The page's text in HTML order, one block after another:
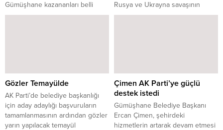
Gümüşhane kazananları belli
oldu.
Rusya ve Ukrayna savaşının
giderek tırmanmasına bağlı olarak
büyük çoğunluğunun yapıldığı
Rusya ve Ukrayna’dan devam
eden savaş nedeniyle
yüklemelerin durması ve yükleme
yapılan...
Gözler Temayülde
AK Parti’de belediye başkanlığı
için aday adaylığı başvuruların
tamamlanmasının ardından gözler
yarın yapılacak temayül
Çimen AK Parti’ye güçlü
destek istedi
Gümüşhane Belediye Başkanı
Ercan Çimen, şehirdeki
hizmetlerin artarak devam etmesi